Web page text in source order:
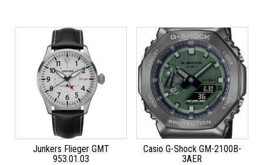
Junkers Flieger GMT
953.01.03
Casio G-Shock GM-2100B-
3AER